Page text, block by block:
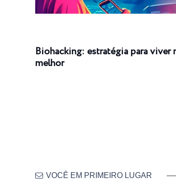
Biohacking: estratégia para viver
melhor
VOCÊ EM PRIMEIRO LUGAR